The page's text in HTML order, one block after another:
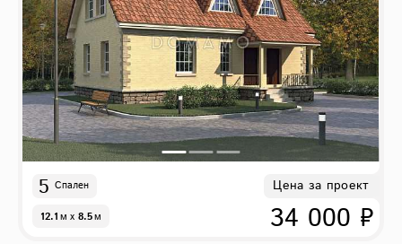
5 Спален
12.1м x 8.5м
Цена за проект
34 000 ₽